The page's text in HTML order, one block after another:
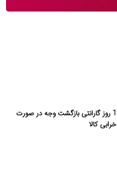
1 روز گارانتی بازگشت وجه در صورت
خرابی کالا